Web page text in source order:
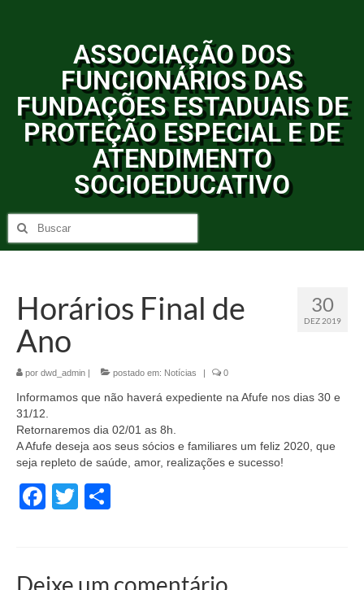
ASSOCIAÇÃO DOS
FUNCIONÁRIOS DAS
FUNDAÇÕES ESTADUAIS DE
PROTEÇÃO ESPECIAL E DE
ATENDIMENTO
SOCIOEDUCATIVO
30
DEZ 2019
Horários Final de
Ano
por dwd_admin postado em: Notícias 0
Informamos que não haverá expediente na Afufe nos dias 30 e
31/12.
Retornaremos dia 02/01 as 8h.
A Afufe deseja aos seus sócios e familiares um feliz 2020, que
seja repleto de saúde, amor, realizações e sucesso!
Facebook
Twitter